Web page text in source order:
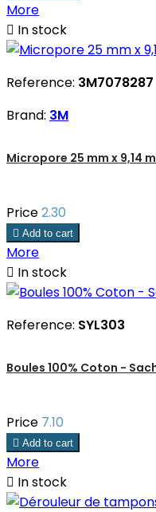
More
 In stock
Reference: 3M7078287
Brand: 3M
Micropore 25 mm x 9,14
Price2.30
 Add to cart
More
 In stock
Reference: SYL303
Boules 100% Coton -
Price 7.10
 Add to cart
More
 In stock